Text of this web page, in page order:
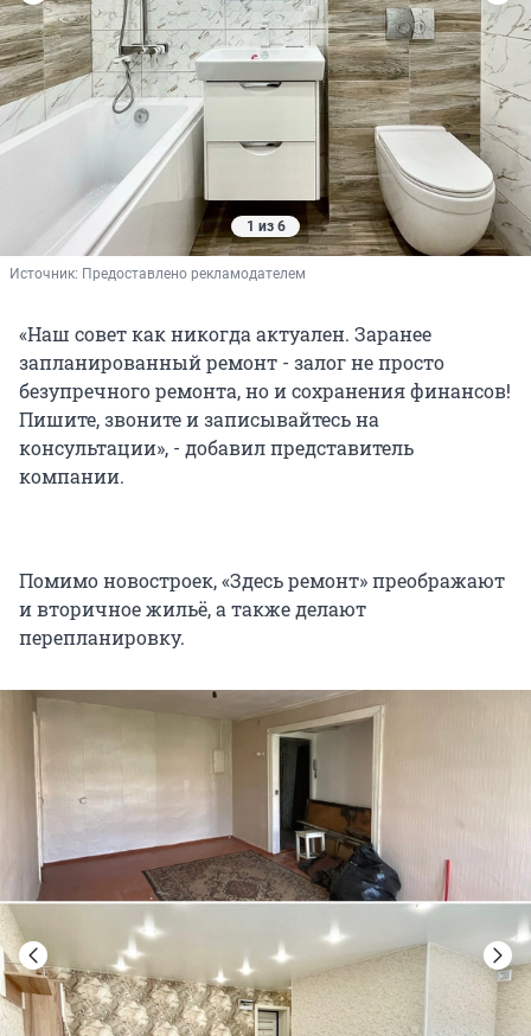
1 из 6
Источник: Предоставлено рекламодателем
«Наш совет как никогда актуален. Заранее
запланированный ремонт - залог не просто
безупречного ремонта, но и сохранения финансов!
Пишите, звоните и записывайтесь на
консультации», - добавил представитель
компании.
Помимо новостроек, «Здесь ремонт» преображают
и вторичное жильё, а также делают
перепланировку.